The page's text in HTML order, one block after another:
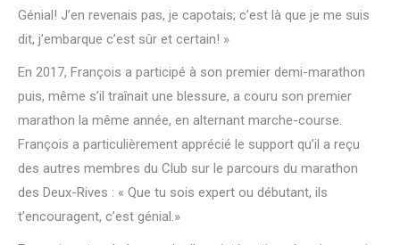
Génial! J’en revenais pas, je capotais; c’est là que je me suis
dit, j’embarque c’est sûr et certain! »
En 2017, François a participé à son premier demi-marathon
puis, même s’il traînait une blessure, a couru son premier
marathon la même année, en alternant marche-course.
François a particulièrement apprécié le support qu’il a reçu
des autres membres du Club sur le parcours du marathon
des Deux-Rives : « Que tu sois expert ou débutant, ils
t’encouragent, c’est génial.»